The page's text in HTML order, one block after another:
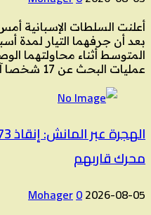
أعلنت السلطات الإسبانية أمس
بعد أن جرفهما التيار لمدة
المتوسط أثناء محاولتهما
عمليات البحث عن 17 شخصا آخرين
محرك قاربهم
2026-08-05
Mohager0